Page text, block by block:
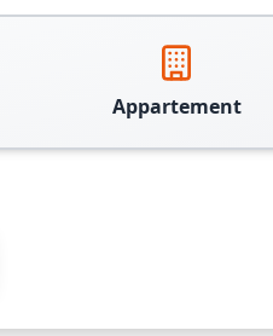
Appartement